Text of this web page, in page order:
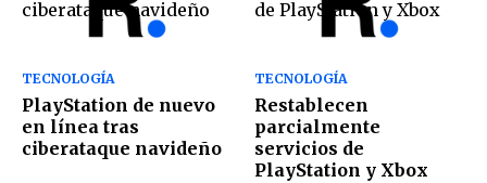
TECNOLOGÍA
PlayStation de nuevo
en línea tras
ciberataque navideño
TECNOLOGÍA
Restablecen
parcialmente
servicios de
PlayStation y Xbox